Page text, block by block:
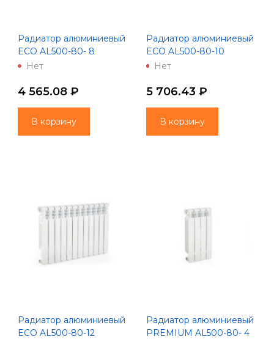
Радиатор алюминиевый
ECO AL500-80- 8
(Lammin)
Нет
4 565.08 ₽
В корзину
Радиатор алюминиевый
ECO AL500-80-10
(Lammin)
Нет
5 706.43 ₽
В корзину
Радиатор алюминиевый
ECO AL500-80-12
Радиатор алюминиевый
PREMIUM AL500-80- 4